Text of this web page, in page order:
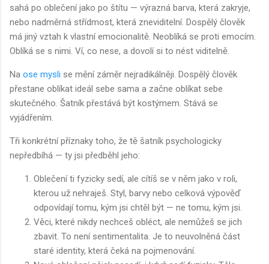
sahá po oblečení jako po štítu — výrazná barva, která zakryje,
nebo nadměrná střídmost, která zneviditelní. Dospělý člověk
má jiný vztah k vlastní emocionalitě. Neoblíká se proti emocím.
Oblíká se s nimi. Ví, co nese, a dovolí si to nést viditelně.
Na ose mysli se mění záměr nejradikálněji. Dospělý člověk
přestane oblíkat ideál sebe sama a začne oblíkat sebe
skutečného. Šatník přestává být kostýmem. Stává se
vyjádřením.
Tři konkrétní příznaky toho, že tě šatník psychologicky
nepředbíhá — ty jsi předběhl jeho:
Oblečení ti fyzicky sedí, ale cítíš se v něm jako v roli,
kterou už nehraješ. Styl, barvy nebo celková výpověď
odpovídají tomu, kým jsi chtěl být — ne tomu, kým jsi.
Věci, které nikdy nechceš obléct, ale nemůžeš se jich
zbavit. To není sentimentalita. Je to neuvolněná část
staré identity, která čeká na pojmenování.